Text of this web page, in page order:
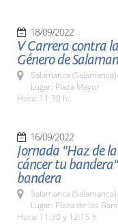
18/09/2022
V Carrera contra
Género de
Salamanca (Salamanca)
Lugar: Plaza Mayor
Hora: 11:30 h.
16/09/2022
Jornada "Haz de
cáncer tu
bandera
Salamanca (Salamanca)
Lugar: Plaza de los
Hora: 11:30 y 12:15 h.